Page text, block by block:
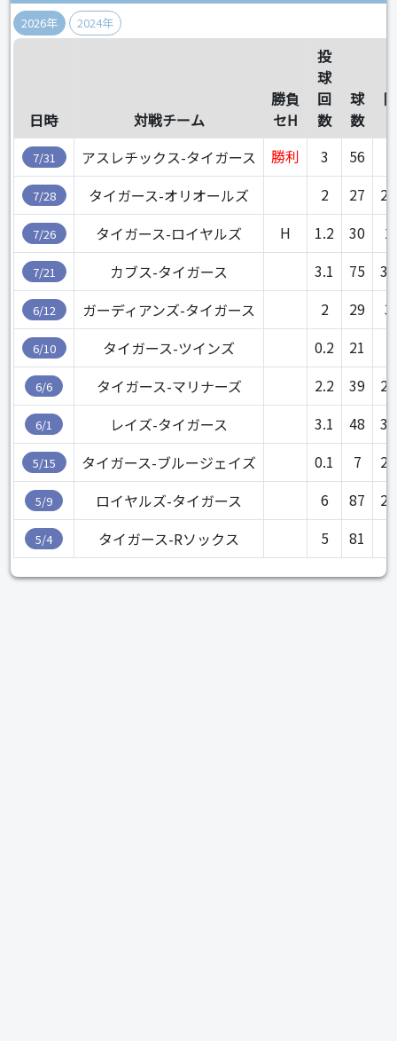
2026年 2024年
日時 対戦チーム
勝負
セH
投
球
回
数
球
数
7/31 アスレチックス-タイガース 勝利 3 56
7/28 タイガース-オリオールズ 2 27
7/26 タイガース-ロイヤルズ H 1.2 30
7/21 カブス-タイガース 3.1 75
6/12 ガーディアンズ-タイガース 2 29
6/10 タイガース-ツインズ 0.2 21
6/6 タイガース-マリナーズ 2.2 39
6/1 レイズ-タイガース 3.1 48
5/15 タイガース-ブルージェイズ 0.1 7
5/9 ロイヤルズ-タイガース 6 87
5/4 タイガース-Rソックス 5 81